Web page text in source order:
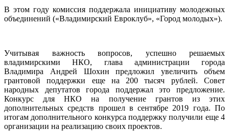
В этом году комиссия поддержала инициативу молодежных
объединений («Владимирский Евроклуб», «Город молодых»).
Учитывая важность вопросов, успешно решаемых
владимирскими НКО, глава администрации города
Владимира Андрей Шохин предложил увеличить объем
грантовой поддержки еще на 200 тысяч рублей. Совет
народных депутатов города поддержал это предложение.
Конкурс для НКО на получение грантов из этих
дополнительных средств прошел в сентябре 2019 года. По
итогам дополнительного конкурса поддержку получили еще 4
организации на реализацию своих проектов.